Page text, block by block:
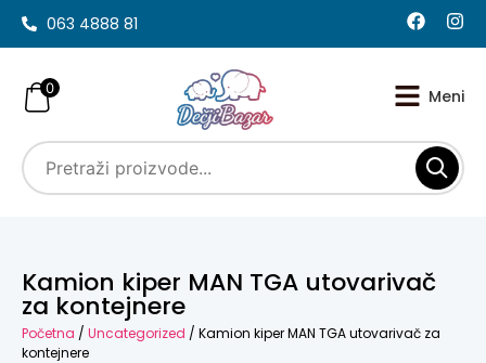
063 4888 81
0
Kamion kiper MAN TGA utovarivač
za kontejnere
Početna / Uncategorized / Kamion kiper MAN TGA utovarivač za
kontejnere